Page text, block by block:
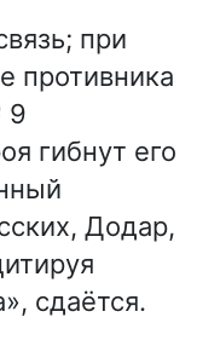
при
противника
9
гибнут его
Додар,
сдаётся.